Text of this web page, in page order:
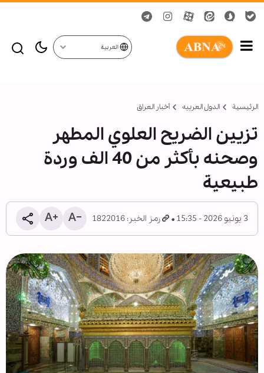
العربية
الرئيسية الدول العربیه أخبار العراق
تزيين الضريح العلوي المطهر
وصحنه بأكثر من 40 الف وردة
طبيعية
3 يونيو 2026 - 15:35 رمز الخبر: 1822016